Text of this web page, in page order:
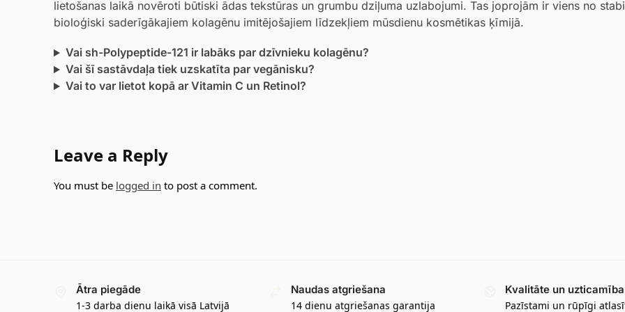
lietošanas laikā novēroti būtiski ādas tekstūras un grumbu dziļuma uzlabojumi. Tas joprojām ir viens no
bioloģiski saderīgākajiem kolagēnu imitējošajiem līdzekļiem mūsdienu kosmētikas ķīmijā.
Vai sh-Polypeptide-121 ir labāks par dzīvnieku kolagēnu?
Vai šī sastāvdaļa tiek uzskatīta par vegānisku?
Vai to var lietot kopā ar Vitamin C un Retinol?
Leave a Reply
You must be logged in to post a comment.
Ātra piegāde
1-3 darba dienu laikā visā Latvijā
Naudas atgriešana
14 dienu atgriešanas garantija
Kvalitāte un uzticamība
Pazīstami un rūpīgi